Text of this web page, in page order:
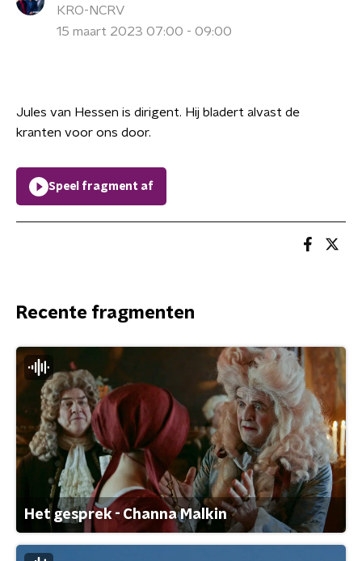
KRO-NCRV
15 maart 2023 07:00 - 09:00
Jules van Hessen is dirigent. Hij bladert alvast de
kranten voor ons door.
Speel fragment af
Recente fragmenten
Het gesprek - Channa Malkin